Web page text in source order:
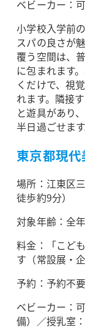
ベビーカー：
小学校入学前
スパの良さが
覆う空間は、
に包まれます
くだけで、視
れます。隣接
と遊具があり
半日過ごせます
東京都現代
場所：江東区
徒歩約9分）
対象年齢：全
料金：「こど
す（常設展・
予約：予約不
ベビーカー：
備）／授乳室